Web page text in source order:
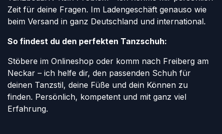
Zeit für deine Fragen. Im Ladengeschäft genauso wie
beim Versand in ganz Deutschland und international.
So findest du den perfekten Tanzschuh:
Stöbere im Onlineshop oder komm nach Freiberg am
Neckar – ich helfe dir, den passenden Schuh für
deinen Tanzstil, deine Füße und dein Können zu
finden. Persönlich, kompetent und mit ganz viel
Erfahrung.